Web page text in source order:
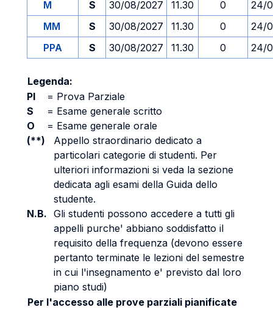
M S 30/08/2027 11.30 0
24/
MM
S 30/08/2027 11.30 0
24/
PPA
S 30/08/2027 11.30 0 24/
Legenda:
PI
= Prova Parziale
S
= Esame generale scritto
O
= Esame generale orale
(**)
Appello straordinario dedicato a
particolari categorie di studenti. Per
ulteriori informazioni si veda la sezione
dedicata agli esami della Guida dello
studente.
N.B. Gli studenti possono accedere a tutti gli
appelli purche' abbiano soddisfatto il
requisito della frequenza (devono essere
pertanto terminate le lezioni del semestre
in cui l'insegnamento e' previsto dal loro
piano studi)
Per l'accesso alle prove parziali pianificate